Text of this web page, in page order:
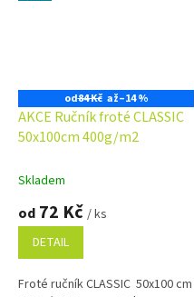
od84 Kč až–14 %
AKCE Ručník froté CLASSIC
50x100cm 400g/m2
Skladem
od 72 Kč / ks
DETAIL
Froté ručník CLASSIC 50x100 cm